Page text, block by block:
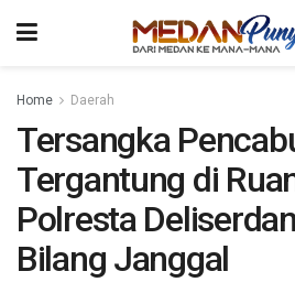
Home Daerah
Tersangka
Tergantung di
Polresta
Bilang Janggal